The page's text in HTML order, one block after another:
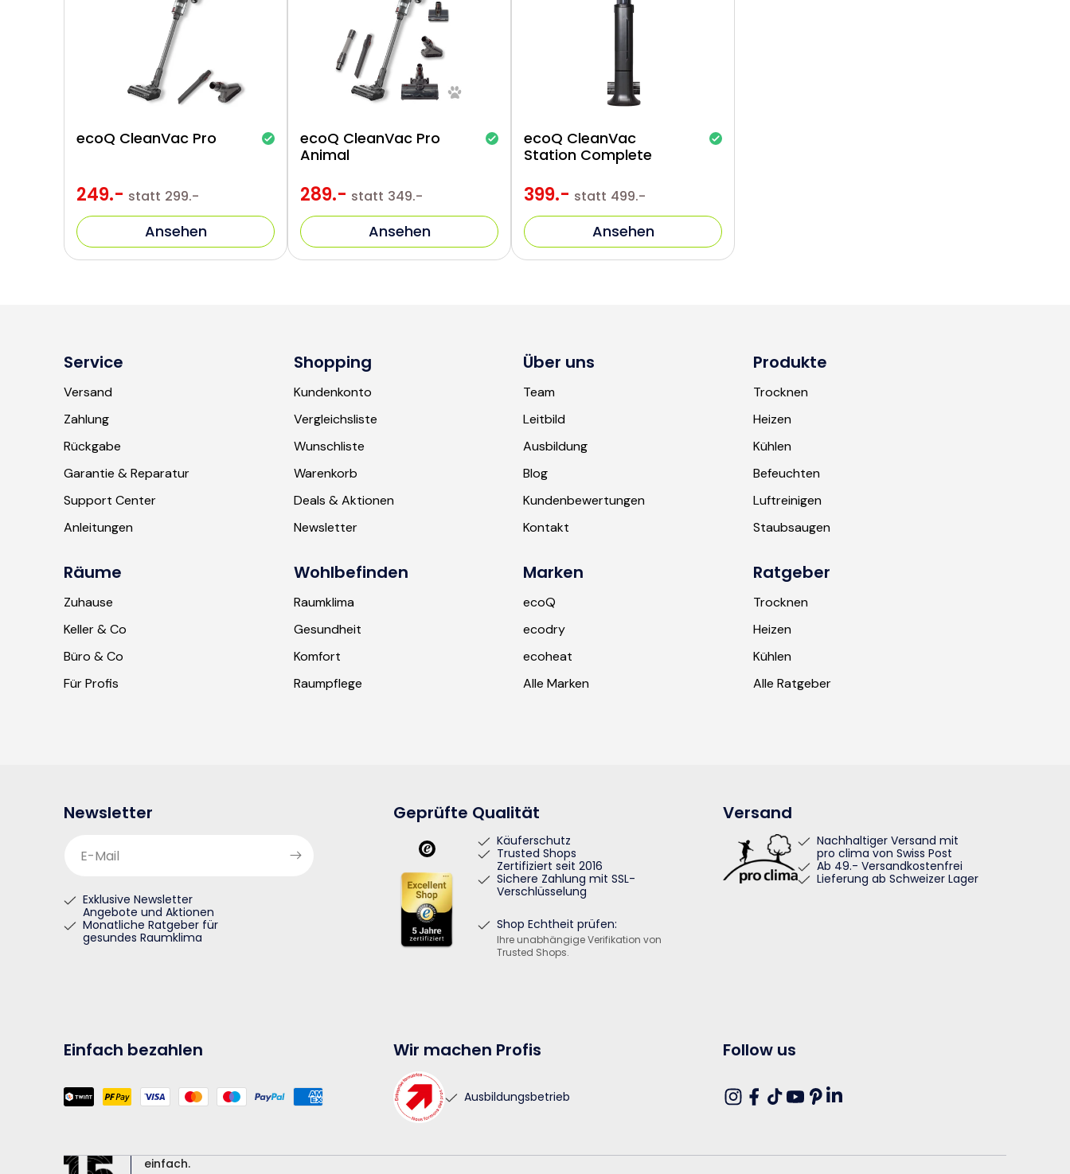
249.- statt 299.-
ecoQ CleanVac Pro
Ansehen
289.- statt 349.-
ecoQ CleanVac Pro
Animal
Ansehen
399.- statt 499.-
ecoQ CleanVac
Station Complete
Ansehen
Service
Versand
Zahlung
Rückgabe
Garantie & Reparatur
Support Center
Anleitungen
Shopping
Kundenkonto
Vergleichsliste
Wunschliste
Warenkorb
Deals & Aktionen
Newsletter
Über uns
Team
Leitbild
Ausbildung
Blog
Kundenbewertungen
Kontakt
Produkte
Trocknen
Heizen
Kühlen
Befeuchten
Luftreinigen
Staubsaugen
Räume
Zuhause
Keller & Co
Büro & Co
Für Profis
Wohlbefinden
Raumklima
Gesundheit
Komfort
Raumpflege
Marken
ecoQ
ecodry
ecoheat
Alle Marken
Ratgeber
Trocknen
Heizen
Kühlen
Alle Ratgeber
Newsletter
E-Mail
Exklusive Newsletter
Angebote und Aktionen
Monatliche Ratgeber für
gesundes Raumklima
Geprüfte Qualität
Käuferschutz
Trusted Shops
Zertifiziert seit 2016
Sichere Zahlung mit SSL-
Verschlüsselung
Shop Echtheit prüfen:
Ihre unabhängige Verifikation von
Trusted Shops.
Versand
Nachhaltiger Versand mit
pro clima von Swiss Post
Ab 49.- Versandkostenfrei
Lieferung ab Schweizer Lager
Einfach bezahlen
Zahlungsmethoden
Wir machen Profis
Ausbildungsbetrieb
Follow us
Instagram
Facebook
TikTokYouTube
Pinterest
Translation
einfach.